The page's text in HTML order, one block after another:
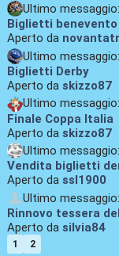
Ultimo messaggio:
Biglietti benevento
Aperto da
Ultimo messaggio:
Biglietti Derby
Aperto da skizzo87
Ultimo messaggio:
Finale Coppa Italia
Aperto da skizzo87
Ultimo messaggio:
Vendita biglietti
Aperto da ssl1900
Ultimo messaggio:
Rinnovo tessera
Aperto da silvia84
1 2